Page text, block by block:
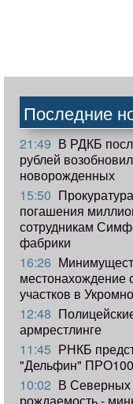
Последние
21:49 В РДКБ
рублей
новорожденных
15:50
погашения
сотрудникам
фабрики
16:26
местонахождение
участков в
12:48
армрестлинге
11:45 РНКБ
"Дельфин" ПРО100
10:02 В Северных